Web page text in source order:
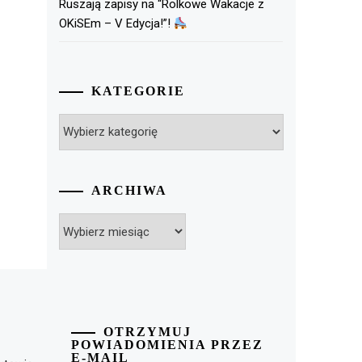
Ruszają zapisy na “Rolkowe Wakacje z
OKiSEm – V Edycja!”!
KATEGORIE
ARCHIWA
OTRZYMUJ
POWIADOMIENIA PRZEZ
E-MAIL